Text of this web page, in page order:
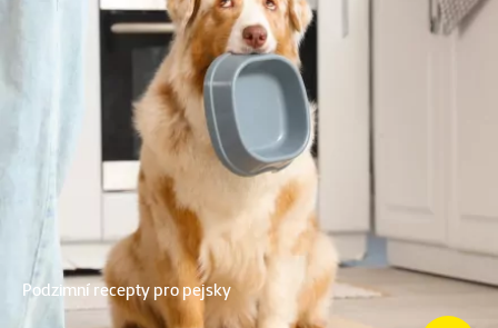
Podzimní recepty pro pejsky